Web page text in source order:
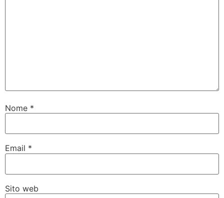
Nome *
Email *
Sito web